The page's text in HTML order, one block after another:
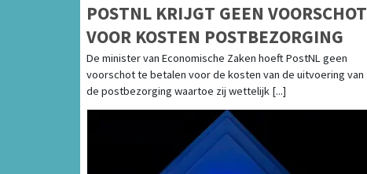
POSTNL KRIJGT GEEN VOORSCHOT
VOOR KOSTEN POSTBEZORGING
De minister van Economische Zaken hoeft PostNL geen
voorschot te betalen voor de kosten van de uitvoering van
de postbezorging waartoe zij wettelijk [...]